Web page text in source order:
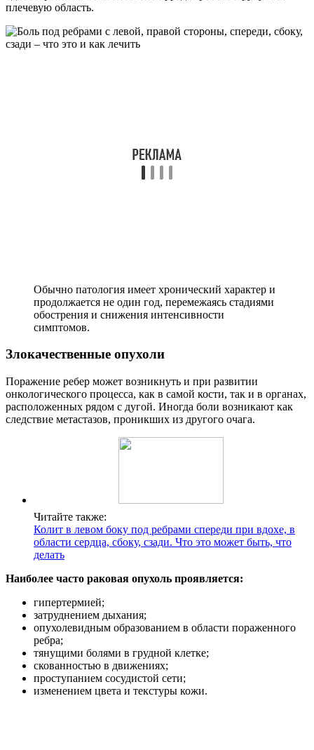
плечевую область.
Обычно патология имеет хронический характер и
продолжается не один год, перемежаясь стадиями
обострения и снижения интенсивности
симптомов.
Злокачественные опухоли
Поражение ребер может возникнуть и при развитии
онкологического процесса, как в самой кости, так и в органах,
расположенных рядом с дугой. Иногда боли возникают как
следствие метастазов, проникших из другого очага.
Читайте также:
Колит в левом боку под ребрами спереди при вдохе, в
области сердца, сбоку, сзади. Что это может быть, что
делать
Наиболее часто раковая опухоль проявляется:
гипертермией;
затруднением дыхания;
опухолевидным образованием в области пораженного
ребра;
тянущими болями в грудной клетке;
скованностью в движениях;
проступанием сосудистой сети;
изменением цвета и текстуры кожи.